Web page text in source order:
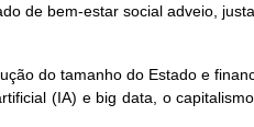
de bem-estar social adveio,
do tamanho do Estado e
(IA) e big data, o